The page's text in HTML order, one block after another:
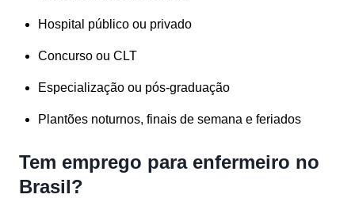
Hospital público ou privado
Concurso ou CLT
Especialização ou pós-graduação
Plantões noturnos, finais de semana e feriados
Tem emprego para enfermeiro no
Brasil?